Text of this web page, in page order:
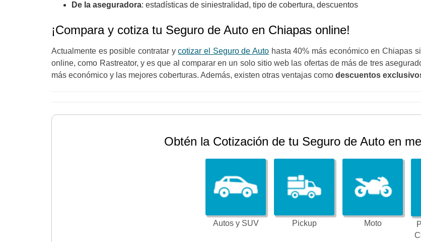
De la aseguradora: estadísticas de siniestralidad, tipo de cobertura, descuentos
¡Compara y cotiza tu Seguro de Auto en Chiapas online!
Actualmente es posible contratar ycotizar el Seguro de Auto hasta 40% más económico en Chiapas
online, como Rastreator, y es que al comparar en un solo sitio web las ofertas de más de tres
más económico y las mejores coberturas. Además, existen otras ventajas como descuentos
Obtén la Cotización de tu Seguro de Auto en
Autos y SUV Pickup Moto